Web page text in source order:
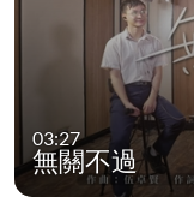
03:27
無關不過